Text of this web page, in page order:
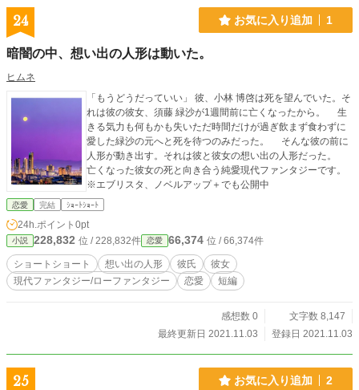
24 お気に入り追加 1
暗闇の中、想い出の人形は動いた。
ヒムネ
「もうどうだっていい」 彼、小林 博啓は死を望んでいた。そ
れは彼の彼女、須藤 緑沙が1週間前に亡くなったから。 生
きる気力も何もかも失いただ時間だけが過ぎ飲まず食わずに
愛した緑沙の元へと死を待つのみだった。 そんな彼の前に
人形が動き出す。それは彼と彼女の想い出の人形だった。
亡くなった彼女の死と向き合う純愛現代ファンタジーです。
※エブリスタ、ノベルアップ＋でも公開中
恋愛 完結 ｼｮｰﾄｼｮｰﾄ
24h.ポイント 0pt
小説 228,832 位 / 228,832件 恋愛 66,374 位 / 66,374件
ショートショート 想い出の人形 彼氏
彼女
現代ファンタジー/ローファンタジー
恋愛 短編
感想数 0
文字数 8,147
最終更新日 2021.11.03
登録日 2021.11.03
25 お気に入り追加 2